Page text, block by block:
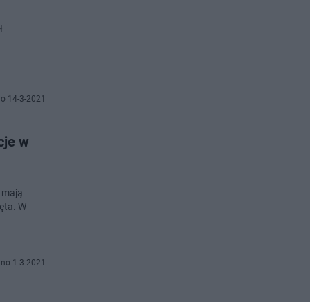
14-3-2021
w
W
1-3-2021